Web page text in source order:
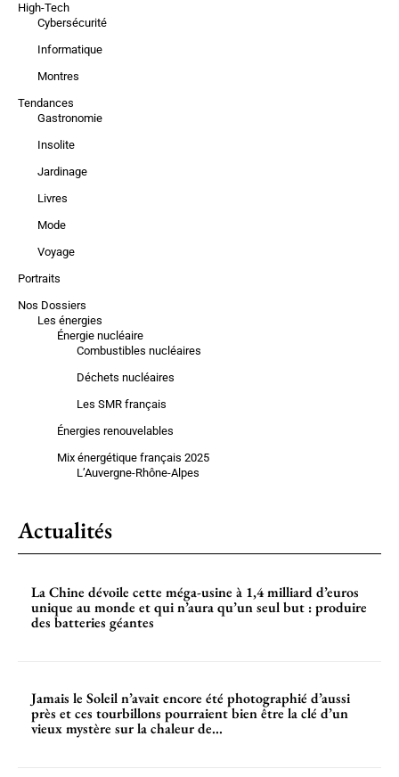
High-Tech
Cybersécurité
Informatique
Montres
Tendances
Gastronomie
Insolite
Jardinage
Livres
Mode
Voyage
Portraits
Nos Dossiers
Les énergies
Énergie nucléaire
Combustibles nucléaires
Déchets nucléaires
Les SMR français
Énergies renouvelables
Mix énergétique français 2025
L’Auvergne-Rhône-Alpes
Actualités
La Chine dévoile cette méga-usine à 1,4 milliard d’euros
unique au monde et qui n’aura qu’un seul but : produire
des batteries géantes
Jamais le Soleil n’avait encore été photographié d’aussi
près et ces tourbillons pourraient bien être la clé d’un
vieux mystère sur la chaleur de...